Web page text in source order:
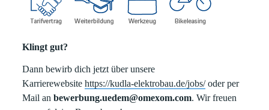
Klingt gut?
Dann bewirb dich jetzt über unsere
Karrierewebsitehttps://kudla-elektrobau.de/jobs/oder per
Mail anbewerbung.uedem@omexom.com. Wir freuen